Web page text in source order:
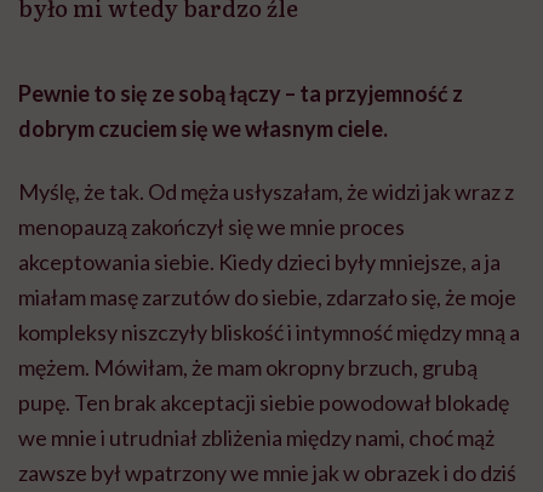
było mi wtedy bardzo źle
Pewnie to się ze sobą łączy – ta przyjemność z
dobrym czuciem się we własnym ciele.
Myślę, że tak. Od męża usłyszałam, że widzi jak wraz z
menopauzą zakończył się we mnie proces
akceptowania siebie. Kiedy dzieci były mniejsze, a ja
miałam masę zarzutów do siebie, zdarzało się, że moje
kompleksy niszczyły bliskość i intymność między mną a
mężem. Mówiłam, że mam okropny brzuch, grubą
pupę. Ten brak akceptacji siebie powodował blokadę
we mnie i utrudniał zbliżenia między nami, choć mąż
zawsze był wpatrzony we mnie jak w obrazek i do dziś